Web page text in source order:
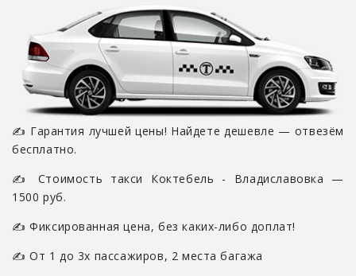
✍ Гарантия лучшей цены! Найдете дешевле — отвезём
бесплатно.
✍ Стоимость такси Коктебель - Владиславовка —
1500 руб.
✍ Фиксированная цена, без каких-либо доплат!
✍ От 1 до 3х пассажиров, 2 места багажа